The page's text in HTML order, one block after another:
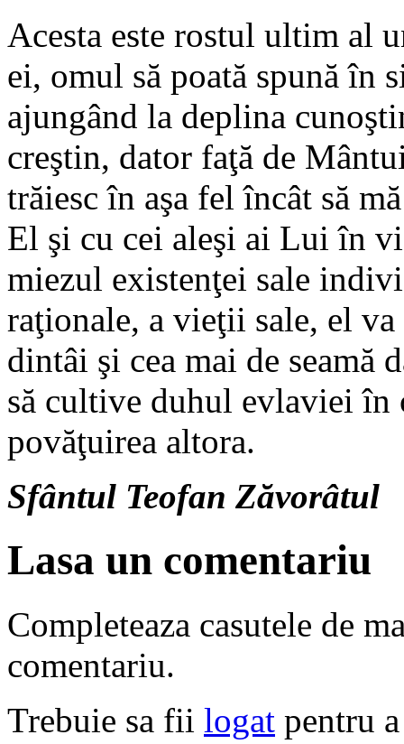
Acesta este rostul ultim al
ei, omul să poată spună în
ajungând la deplina
creştin, dator faţă de
trăiesc în aşa fel încât să
El şi cu cei aleşi ai Lui în
miezul existenţei sale
raţionale, a vieţii sale, el
dintâi şi cea mai de seamă
să cultive duhul evlaviei în
povăţuirea altora.
Sfântul Teofan Zăvorâtul
Lasa un comentariu
Completeaza casutele de
comentariu.
Trebuie sa fii logat pentru